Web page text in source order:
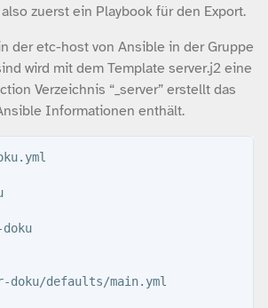
zuerst ein Playbook für den Export.
der etc-host von Ansible in der Gruppe
wird mit dem Template server.j2 eine
Verzeichnis “_server” erstellt das
Informationen enthält.
doku
defaults/main.yml